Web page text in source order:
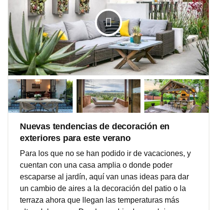
Nuevas tendencias de decoración en
exteriores para este verano
Para los que no se han podido ir de vacaciones, y
cuentan con una casa amplia o donde poder
escaparse al jardín, aquí van unas ideas para dar
un cambio de aires a la decoración del patio o la
terraza ahora que llegan las temperaturas más